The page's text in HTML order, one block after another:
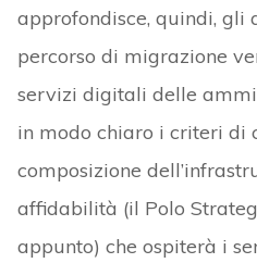
approfondisce, quindi, gli
percorso di migrazione
servizi digitali delle
in modo chiaro i criteri di
composizione
affidabilità (il Polo
appunto) che ospiterà i